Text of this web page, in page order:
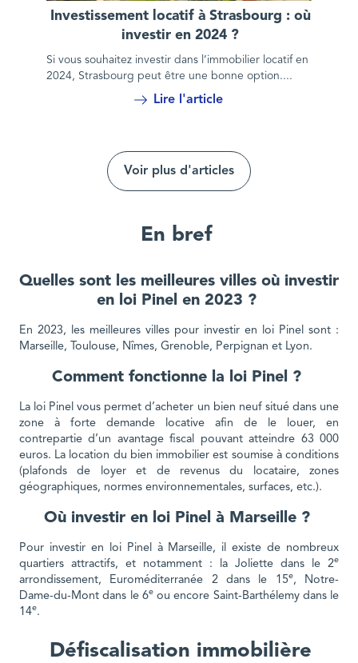
Investissement locatif à Strasbourg : où investir en 2024 ?
Investissement locatif à Strasbourg : où
investir en 2024 ?
Si vous souhaitez investir dans l’immobilier locatif en
2024, Strasbourg peut être une bonne option....
Lire l'article
Voir plus d'articles
En bref
Quelles sont les meilleures villes où investir
en loi Pinel en 2023 ?
En 2023, les meilleures villes pour investir en loi Pinel sont :
Marseille, Toulouse, Nîmes, Grenoble, Perpignan et Lyon.
Comment fonctionne la loi Pinel ?
La loi Pinel vous permet d’acheter un bien neuf situé dans une
zone à forte demande locative afin de le louer, en
contrepartie d’un avantage fiscal pouvant atteindre 63 000
euros. La location du bien immobilier est soumise à conditions
(plafonds de loyer et de revenus du locataire, zones
géographiques, normes environnementales, surfaces, etc.).
Où investir en loi Pinel à Marseille ?
Pour investir en loi Pinel à Marseille, il existe de nombreux
quartiers attractifs, et notamment : la Joliette dans le 2e
arrondissement, Euroméditerranée 2 dans le 15e, Notre-
Dame-du-Mont dans le 6eou encore Saint-Barthélemy dans le
14e.
Défiscalisation immobilière